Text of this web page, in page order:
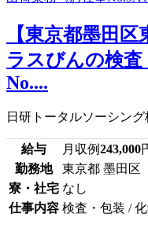
【東京都墨田
ラスびんの検
No....
日研トータルソーシン
給与 月収例243,000
勤務地
東京都 墨田区
寮・社宅 なし
仕事内容 検査・包装 /